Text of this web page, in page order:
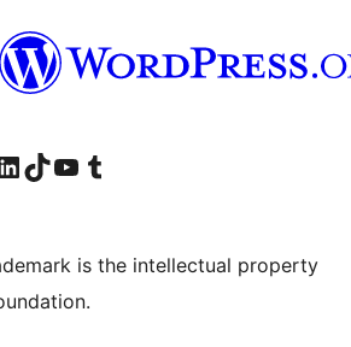
Facebook
ne pe Instagram
ne pe LinkedIn
Vizitează contul nostru TikTok
Vizitează canalul nostru YouTube
Vizitează contul nostru Tumblr
is the intellectual property